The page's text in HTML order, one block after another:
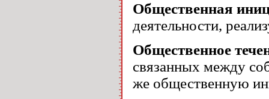
Общественная
деятельности,
Общественное
связанных между
же общественную